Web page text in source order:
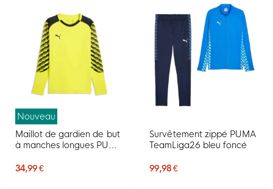
Nouveau
Maillot de gardien de but
à manches longues PUMA
34,99 €
Survêtement zippé PUMA
TeamLiga26 bleu foncé
99,98 €